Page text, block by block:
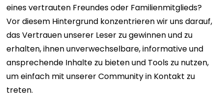
eines vertrauten Freundes oder Familienmitglieds?
Vor diesem Hintergrund konzentrieren wir uns darauf,
das Vertrauen unserer Leser zu gewinnen und zu
erhalten, ihnen unverwechselbare, informative und
ansprechende Inhalte zu bieten und Tools zu nutzen,
um einfach mit unserer Community in Kontakt zu
treten.